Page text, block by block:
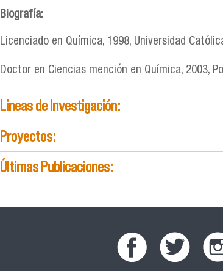
Biografía:
Licenciado en Química, 1998, Universidad
Doctor en Ciencias mención en Química, 2003,
Lineas de Investigación:
Proyectos:
Últimas Publicaciones: